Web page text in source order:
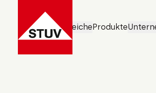
GeschäftsbereicheProdukte